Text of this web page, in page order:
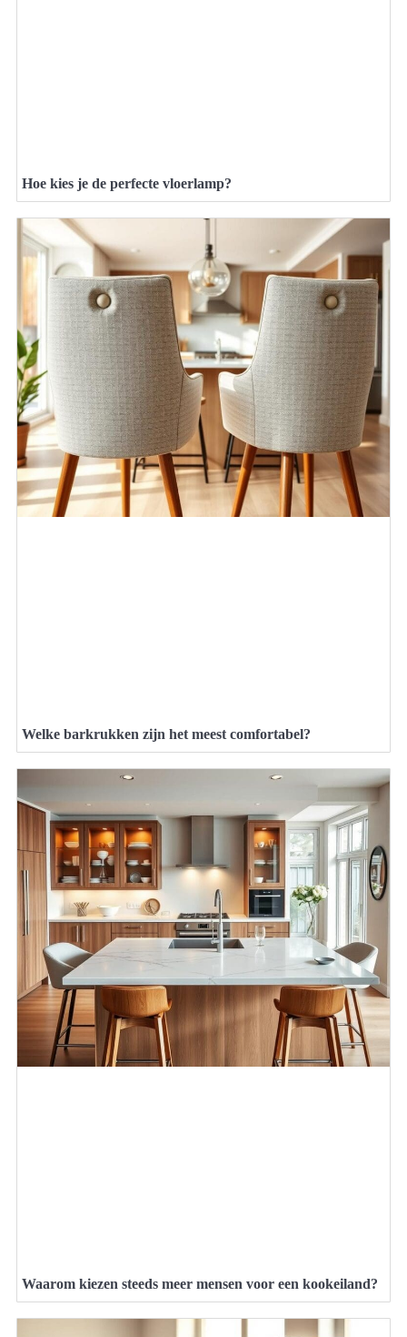
Hoe kies je de perfecte vloerlamp?
Welke barkrukken zijn het meest comfortabel?
Waarom kiezen steeds meer mensen voor een kookeiland?